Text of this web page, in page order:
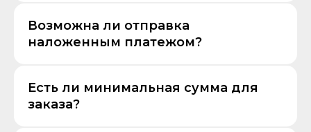
Возможна ли отправка
наложенным платежом?
Есть ли минимальная сумма для
заказа?